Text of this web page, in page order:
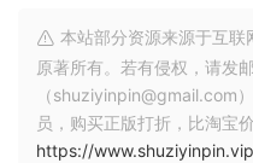
表等搜索结果都集中在一个
好的查找设备的方法、可自
内容的方式。
调制天堂
本站部分资源来源于互联
原著所有。若有侵权，请发
（shuziyinpin@gmail.com
员，购买正版打折，比淘宝
https://